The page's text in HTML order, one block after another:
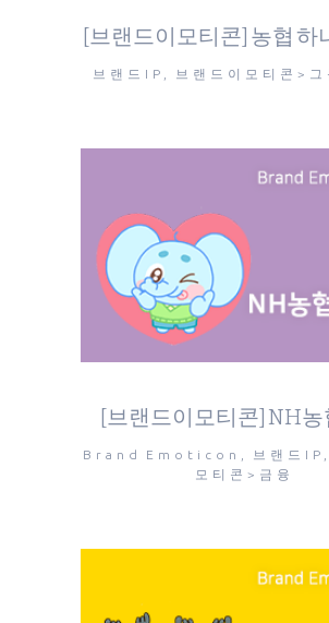
[브랜드이모티콘] 농협 하
브랜드IP, 브랜드이모티콘>그
[브랜드이모티콘] NH농
Brand Emoticon, 브랜드IP,
모티콘>금융